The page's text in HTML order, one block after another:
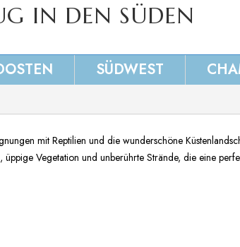
IN DEN SÜDEN
SÜDWEST
mit Reptilien und die wunderschöne
Vegetation und unberührte Strände, die eine